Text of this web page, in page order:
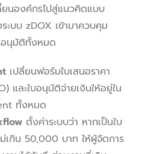
องค์กรไปสู่แนวคิดแบบ
ะบบ zDOX เข้ามาควบคุม
อนุมัติทั้งหมด
เปลี่ยนฟอร์มใบเสนอราคา
และใบอนุมัติจ่ายเงินให้อยู่ใน
ทั้งหมด
ตั้งค่าระบบว่า หากเป็นใบ
เกิน 50,000 บาท ให้ผู้จัดการ